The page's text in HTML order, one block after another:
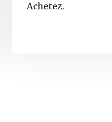
Achetez.